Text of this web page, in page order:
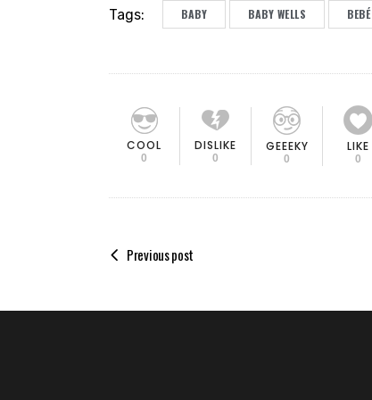
Tags: BABY BABY WELLS BEBÉ
COOL
0
DISLIKE
0
GEEEKY
0
LIKE
0
Previous post